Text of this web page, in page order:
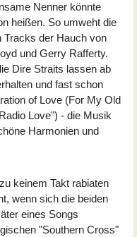
Nenner könnte
heißen. So umweht die
Tracks der Hauch von
und Gerry Rafferty.
Dire Straits lassen ab
und fast schon
of Love (For My Old
Love") - die Musik
Harmonien und
keinem Takt rabiaten
wenn sich die beiden
eines Songs
"Southern Cross"